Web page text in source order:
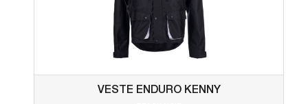
VESTE ENDURO KENNY